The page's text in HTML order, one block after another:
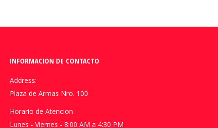
INFORMACION DE CONTACTO
Address:
Plaza de Armas Nro. 100
Horario de Atencion
Lunes - Viernes - 8:00 AM a 4:30 PM